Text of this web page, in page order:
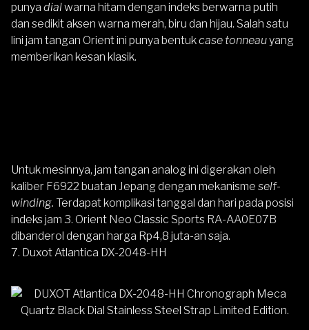
punya dialwarna hitam dengan indeks berwarna putih
dan sedikit aksen warna merah, biru dan hijau. Salah satu
lini jam tangan Orient ini punya bentukcase tonneauyang
memberikan kesan klasik.
Untuk mesinnya, jam tangan analog ini digerakan oleh
kaliber F6922 buatan Jepang dengan mekanisme self-
winding. Terdapat komplikasi tanggal dan hari pada posisi
indeks jam 3. Orient Neo Classic Sports RA-AA0E07B
dibanderol dengan harga Rp4,8 juta-an saja.
7. Duxot Atlantica DX-2048-HH